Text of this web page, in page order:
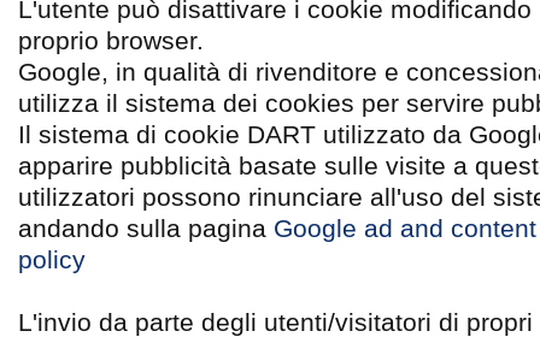
L'utente può disattivare i cookie
proprio browser.
Google, in qualità di rivenditore e
utilizza il sistema dei cookies per servire
Il sistema di cookie DART utilizzato da
apparire pubblicità basate sulle visite a
utilizzatori possono rinunciare all'uso del
andando sulla pagina Google ad and
policy
L'invio da parte degli utenti/visitatori di